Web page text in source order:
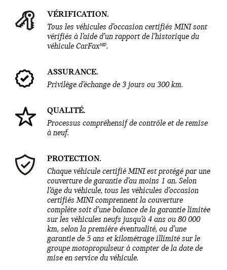
VÉRIFICATION.
Tous les véhicules d’occasion certifiés MINI sont
vérifiés à l’aide d’un rapport de l’historique du
véhicule CarFaxMD.
ASSURANCE.
Privilège d’échange de 3 jours ou 300 km.
QUALITÉ.
Processus compréhensif de contrôle et de remise
à neuf.
PROTECTION.
Chaque véhicule certifié MINI est protégé par une
couverture de garantie d’au moins 1 an. Selon
l’âge du véhicule, tous les véhicules d’occasion
certifiés MINI comprennent la couverture
complète soit d’une balance de la garantie limitée
sur les véhicules neufs jusqu’à 4 ans ou 80 000
km, selon la première éventualité, ou d’une
garantie de 5 ans et kilométrage illimité sur le
groupe motopropulseur à compter de la date de
mise en service du véhicule.